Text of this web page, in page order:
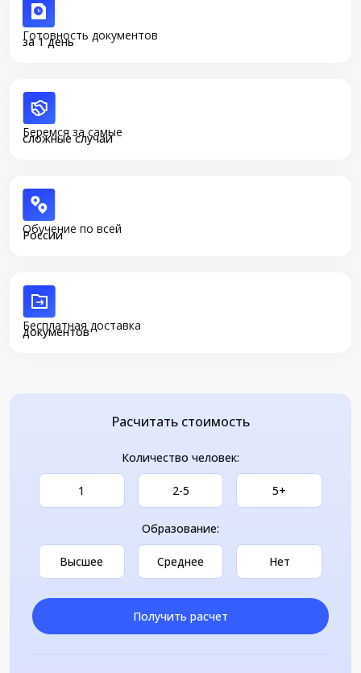
Готовность документов
за 1 день
Беремся за самые
сложные случаи
Обучение по всей
России
Бесплатная доставка
документов
Расчитать стоимость
Количество человек:
1 2-5 5+
Образование:
Высшее Среднее Нет
Получить расчет